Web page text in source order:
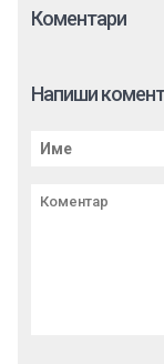
Коментари
Напиши